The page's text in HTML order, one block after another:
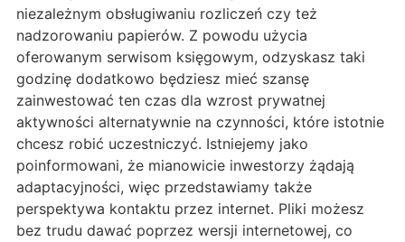
niezależnym obsługiwaniu rozliczeń czy też
nadzorowaniu papierów. Z powodu użycia
oferowanym serwisom księgowym, odzyskasz taki
godzinę dodatkowo będziesz mieć szansę
zainwestować ten czas dla wzrost prywatnej
aktywności alternatywnie na czynności, które istotnie
chcesz robić uczestniczyć. Istniejemy jako
poinformowani, że mianowicie inwestorzy żądają
adaptacyjności, więc przedstawiamy także
perspektywa kontaktu przez internet. Pliki możesz
bez trudu dawać poprzez wersji internetowej, co